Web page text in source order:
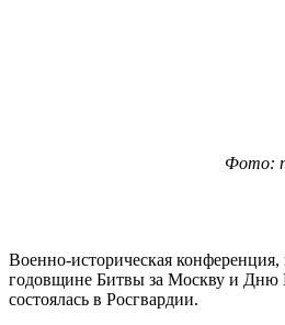
Фото:
Военно-историческая
годовщине Битвы за Москву и Дню
состоялась в Росгвардии.